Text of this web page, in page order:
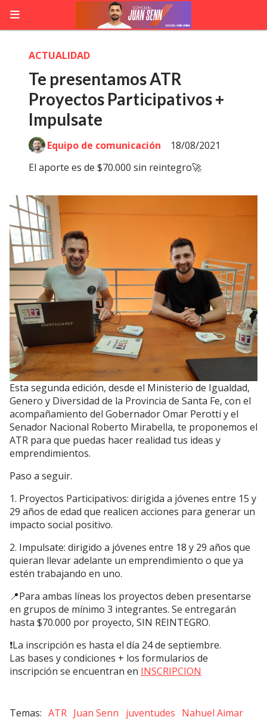
Te presentamos ATR
Proyectos Participativos +
Impulsate
El aporte es de $70.000 sin reintegro🚀
ACTUALIDAD
18/08/2021
Equipo de comunicación
Esta segunda edición, desde el Ministerio de Igualdad,
Genero y Diversidad de la Provincia de Santa Fe, con el
acompañamiento del Gobernador Omar Perotti y el
Senador Nacional Roberto Mirabella, te proponemos el
ATR para que puedas hacer realidad tus ideas y
emprendimientos.
Paso a seguir.
1. Proyectos Participativos: dirigida a jóvenes entre 15 y
29 años de edad que realicen acciones para generar un
impacto social positivo.
2. Impulsate: dirigido a jóvenes entre 18 y 29 años que
quieran llevar adelante un emprendimiento o que ya
estén trabajando en uno.
📍Para ambas líneas los proyectos deben presentarse
en grupos de mínimo 3 integrantes. Se entregarán
hasta $70.000 por proyecto, SIN REINTEGRO.
❗La inscripción es hasta el día 24 de septiembre.
Las bases y condiciones + los formularios de
inscripción se encuentran en INSCRIPCION
ATR Juan Senn juventudes Nahuel Aimar